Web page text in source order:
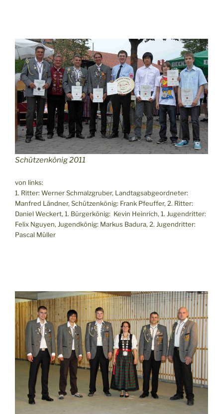
Schützenkönig 2011
von links:
1. Ritter: Werner Schmalzgruber, Landtagsabgeordneter:
Manfred Ländner, Schützenkönig: Frank Pfeuffer, 2. Ritter:
Daniel Weckert, 1. Bürgerkönig: Kevin Heinrich, 1. Jugendritter:
Felix Nguyen, Jugendkönig: Markus Badura, 2. Jugendritter:
Pascal Müller